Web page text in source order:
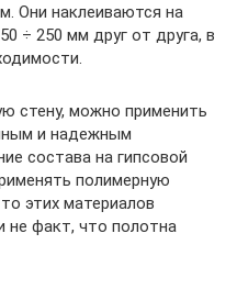
Они наклеиваются на
÷ 250 мм друг от друга, в
стену, можно применить
и надежным
состава на гипсовой
полимерную
этих материалов
не факт, что полотна